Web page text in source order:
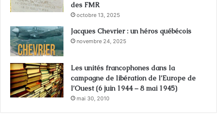
des FMR
octobre 13, 2025
Jacques Chevrier : un héros québécois
novembre 24, 2025
Les unités francophones dans la
campagne de libération de l’Europe de
l’Ouest (6 juin 1944 – 8 mai 1945)
mai 30, 2010